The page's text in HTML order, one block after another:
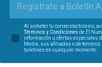
Regístrate a Boletín
Al someter tu correo electrónico,
Términos y Condiciones de El
información u ofertas especiales
Media, sus afiliadas o de
boletines en cualquier momento.